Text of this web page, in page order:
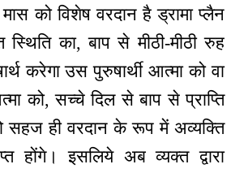
को विशेष वरदान है ड्रामा प्लैन
का, बाप से मीठी-मीठी रुह
करेगा उस पुरुषार्थी आत्मा को वा
को, सच्चे दिल से बाप से प्राप्ति
सहज ही वरदान के रूप में अव्यक्ति
होंगे। इसलिये अब व्यक्त द्वारा